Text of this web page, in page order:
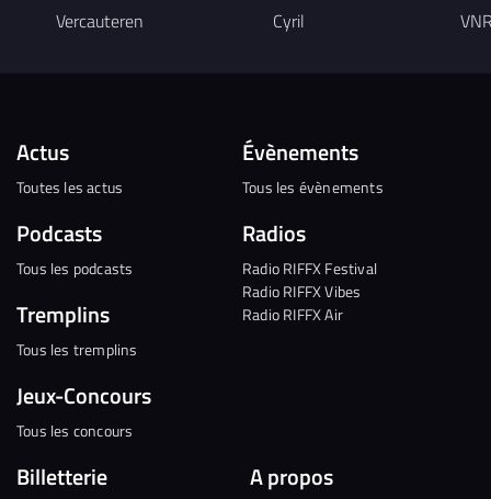
Vercauteren Cyril
Actus
Toutes les actus
Podcasts
Tous les podcasts
Tremplins
Tous les tremplins
Jeux-Concours
Tous les concours
Évènements
Tous les évènements
Radios
Radio RIFFX Festival
Radio RIFFX Vibes
Radio RIFFX Air
Billetterie A propos